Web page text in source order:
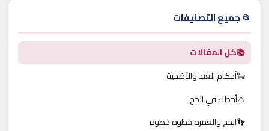
📂 جميع التصنيفات
📚كل المقالات
🐑أحكام العيد والأضحية
⚠️أخطاء في الحج
👣الحج والعمرة خطوة خطوة